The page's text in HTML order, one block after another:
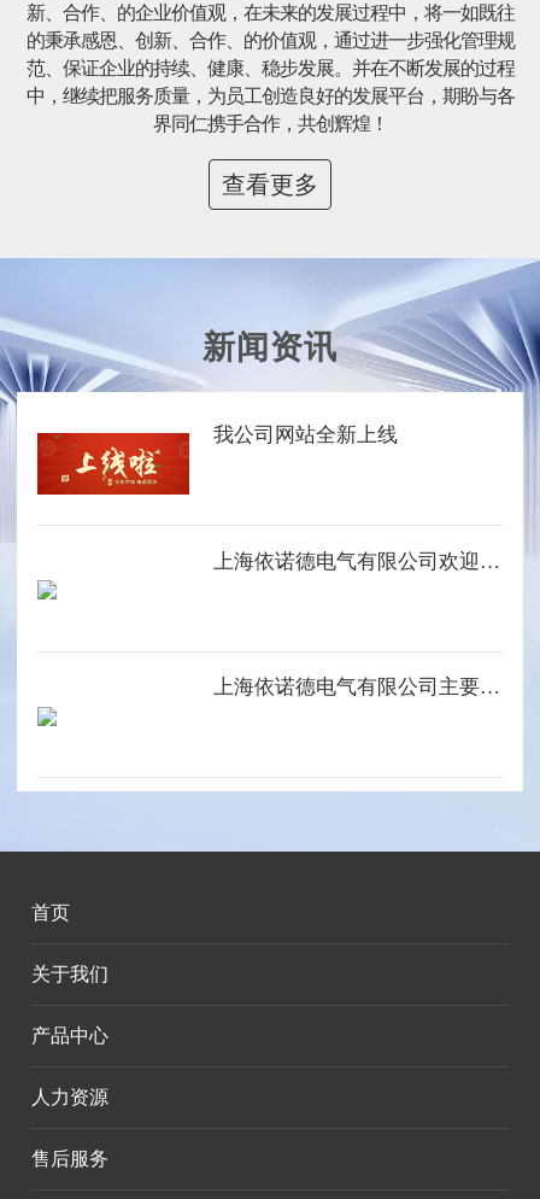
新、合作、的企业价值观，在未来的发展过程中，将一如既往
的秉承感恩、创新、合作、的价值观，通过进一步强化管理规
范、保证企业的持续、健康、稳步发展。并在不断发展的过程
中，继续把服务质量，为员工创造良好的发展平台，期盼与各
界同仁携手合作，共创辉煌！
查看更多
新闻资讯
我公司网站全新上线
上海依诺德电气有限公司欢迎您的光临
上海依诺德电气有限公司主要产品系列
首页
关于我们
产品中心
人力资源
售后服务